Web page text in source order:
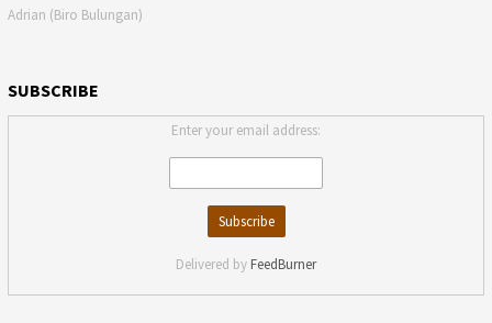
Adrian (Biro Bulungan)
SUBSCRIBE
Enter your email address:
Delivered by FeedBurner